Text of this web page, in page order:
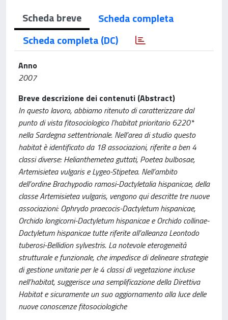
Scheda breve
Scheda completa
Scheda completa (DC)
Anno
2007
Breve descrizione dei contenuti (Abstract)
In questo lavoro, abbiamo ritenuto di caratterizzare dal
punto di vista fitosociologico l’habitat prioritario 6220*
nella Sardegna settentrionale. Nell’area di studio questo
habitat è identificato da 18 associazioni, riferite a ben 4
classi diverse: Helianthemetea guttati, Poetea bulbosae,
Artemisietea vulgaris e Lygeo-Stipetea. Nell’ambito
dell’ordine Brachypodio ramosi-Dactyletalia hispanicae, della
classe Artemisietea vulgaris, vengono qui descritte tre nuove
associazioni: Ophrydo praecocis-Dactyletum hispanicae,
Orchido longicorni-Dactyletum hispanicae e Orchido collinae-
Dactyletum hispanicae tutte riferite all’alleanza Leontodo
tuberosi-Bellidion sylvestris. La notevole eterogeneità
strutturale e funzionale, che impedisce di delineare strategie
di gestione unitarie per le 4 classi di vegetazione incluse
nell’habitat, suggerisce una semplificazione della Direttiva
Habitat e sicuramente un suo aggiornamento alla luce delle
nuove conoscenze fitosociologiche